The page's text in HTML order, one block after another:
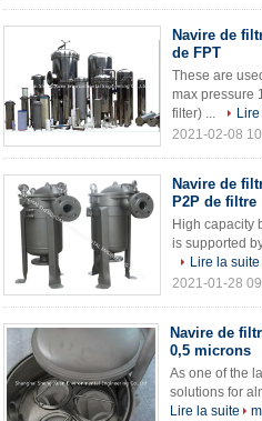
Navire de
de FPT
These are
max pressure
filter) ...
2021-02-08
Navire de
P2P de filtre
High capacity
is supported
Lire la suite
2021-01-28
Navire de
0,5 microns
As one of the
solutions for
Lire la suite